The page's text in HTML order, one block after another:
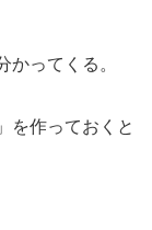
かってくる。
を作っておくと